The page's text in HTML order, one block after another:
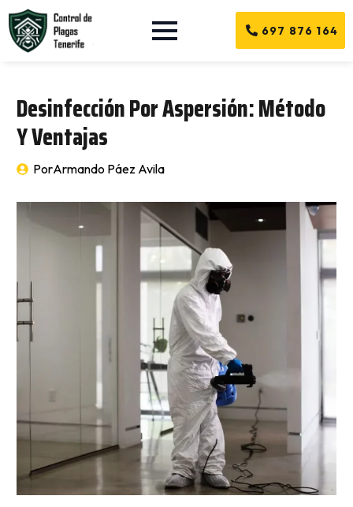
697 876 164
Desinfección Por Aspersión: Método
Y Ventajas
PorArmando Páez Avila